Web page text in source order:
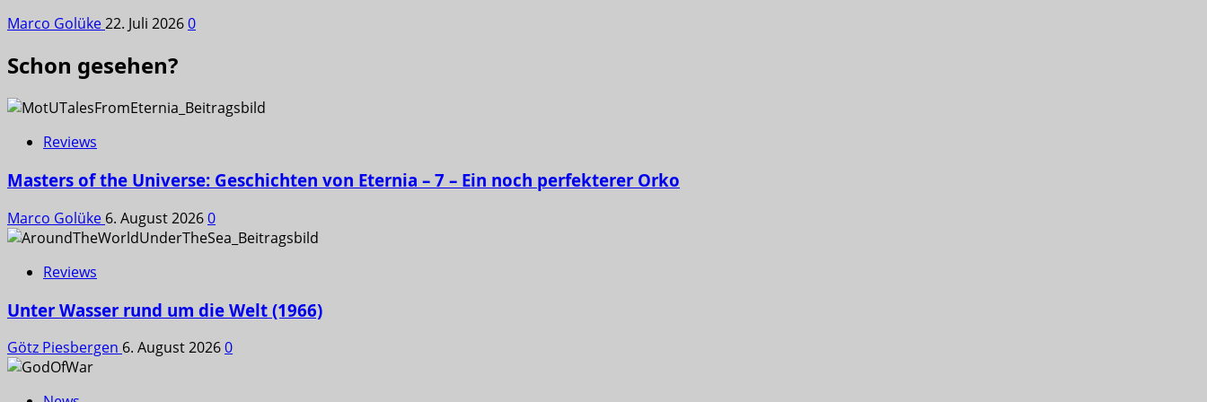
Marco Golüke22. Juli 20260
Schon gesehen?
Reviews
Masters of the Universe: Geschichten von Eternia – 7 – Ein noch perfekterer Orko
Marco Golüke 6. August 20260
Reviews
Unter Wasser rund um die Welt (1966)
Götz Piesbergen 6. August 20260